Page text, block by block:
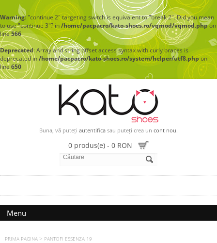
Warning: "continue 2" targeting switch is equivalent to "break 2". Did you mean
to use "continue 3"? in/home/pacpacro/kato-shoes.ro/vqmod/vqmod.phpon
line566
Deprecated: Array and string offset access syntax with curly braces is
deprecated in/home/pacpacro/kato-shoes.ro/system/helper/utf8.phpon
line650
Buna, vă puteți autentifica sau puteți crea un cont nou.
0 produs(e) - 0 RON
Menu
PRIMA PAGINA > PANTOFI ESSENZA 19